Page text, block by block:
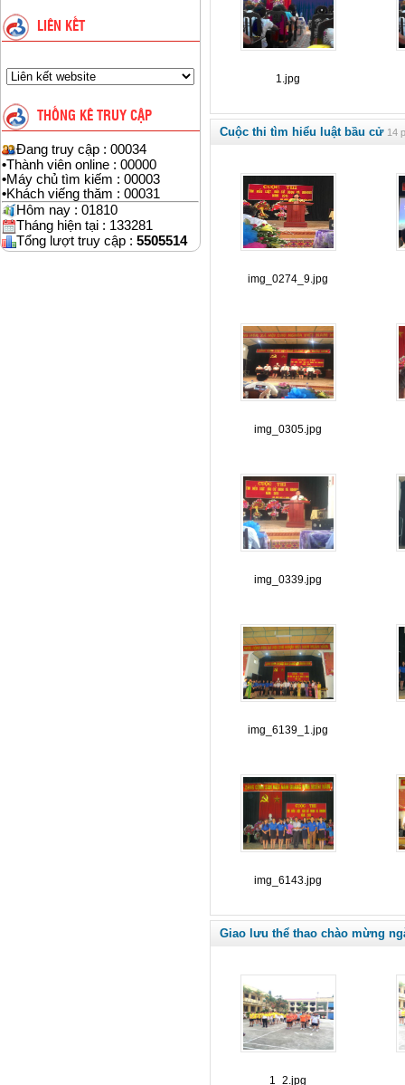
LIÊN KẾT
THỐNG KÊ TRUY CẬP
Đang truy cập : 00034
•Thành viên online : 00000
•Máy chủ tìm kiếm : 00003
•Khách viếng thăm : 00031
Hôm nay : 01810
Tháng hiện tại : 133281
Tổng lượt truy cập : 5505514
1.jpg
Cuộc thi tìm hiểu luật bầu cử 14
img_0274_9.jpg
img_0305.jpg
img_0339.jpg
img_6139_1.jpg
img_6143.jpg
Giao lưu thể thao chào mừng
1_2.jpg